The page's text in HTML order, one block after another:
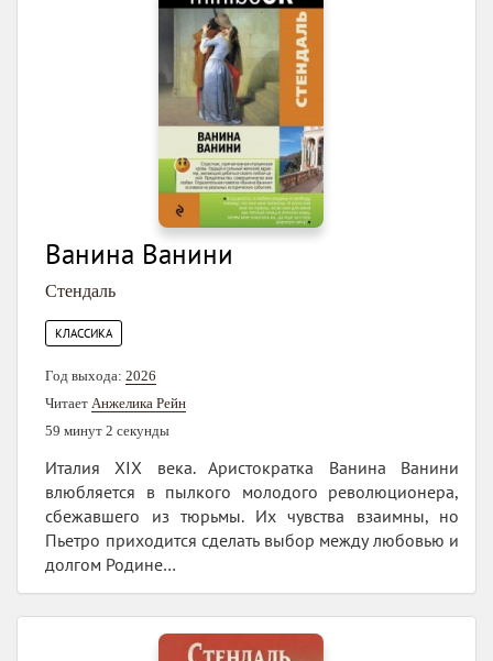
Ванина Ванини
Стендаль
КЛАССИКА
Год выхода: 2026
Читает Анжелика Рейн
59 минут 2 секунды
Италия XIX века. Аристократка Ванина Ванини
влюбляется в пылкого молодого революционера,
сбежавшего из тюрьмы. Их чувства взаимны, но
Пьетро приходится сделать выбор между любовью и
долгом Родине…